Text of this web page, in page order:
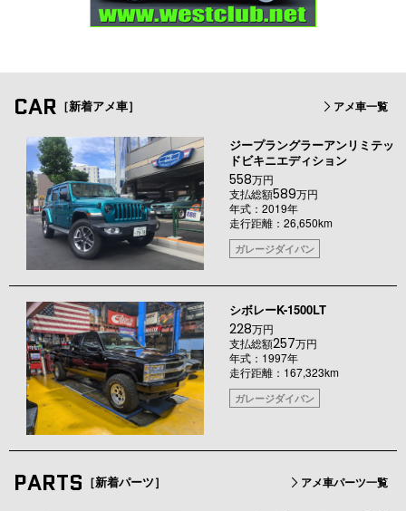
CAR ［新着アメ車］ アメ車一覧
ジープラングラーアンリミテッ
ドビキニエディション
558万円
支払総額589万円
年式：2019年
走行距離：26,650km
ガレージダイバン
シボレーK-1500LT
228万円
支払総額257万円
年式：1997年
走行距離：167,323km
ガレージダイバン
PARTS ［新着パーツ］ アメ車パーツ一覧